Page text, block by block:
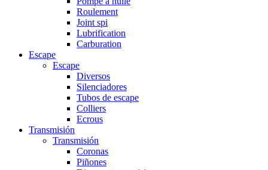
Roulement
Joint spi
Lubrification
Carburation
Escape
Escape
Diversos
Silenciadores
Tubos de escape
Colliers
Ecrous
Transmisión
Transmisión
Coronas
Piñones